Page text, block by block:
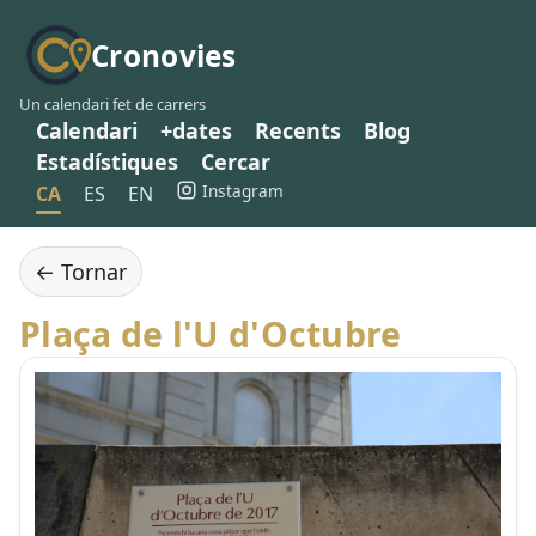
Cronovies
Un calendari fet de carrers
Calendari +dates Recents
Blog
Estadístiques
Cercar
CA ES EN Instagram
← Tornar
Plaça de l'U d'Octubre